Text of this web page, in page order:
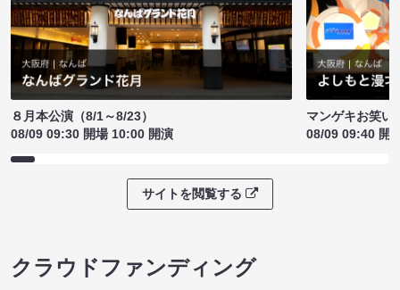
８月本公演（8/1～8/23）
08/09 09:30 開場 10:00 開演
マンゲキお笑い
08/09 09:40 開
サイトを閲覧する
クラウドファンディング